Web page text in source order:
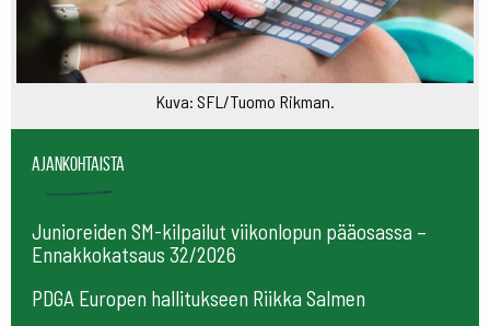
Kuva: SFL/Tuomo Rikman.
Ajankohtaista
Junioreiden SM-kilpailut viikonlopun pääosassa –
Ennakkokatsaus 32/2026
PDGA Europen hallitukseen Riikka Salmen